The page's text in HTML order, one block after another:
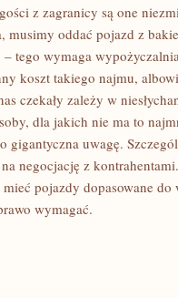
z zagranicy są one
musimy oddać pojazd z
tego wymaga
koszt takiego najmu,
czekały zależy w
dla jakich nie ma to
gigantyczna uwagę.
negocjację z
pojazdy dopasowane
wymagać.